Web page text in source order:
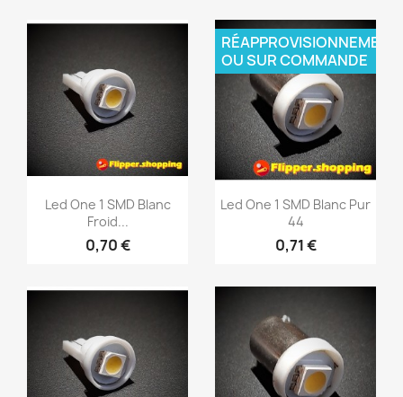
Led One 1 SMD Blanc
Froid...
0,70 €
Led One 1 SMD Blanc Pur
44
0,71 €
RÉAPPROVISIONNEMENT
OU SUR COMMANDE